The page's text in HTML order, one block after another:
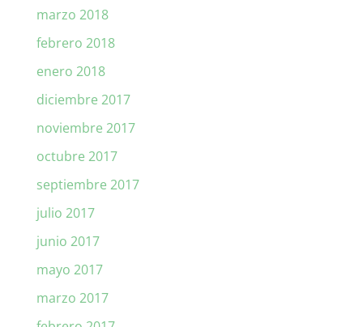
marzo 2018
febrero 2018
enero 2018
diciembre 2017
noviembre 2017
octubre 2017
septiembre 2017
julio 2017
junio 2017
mayo 2017
marzo 2017